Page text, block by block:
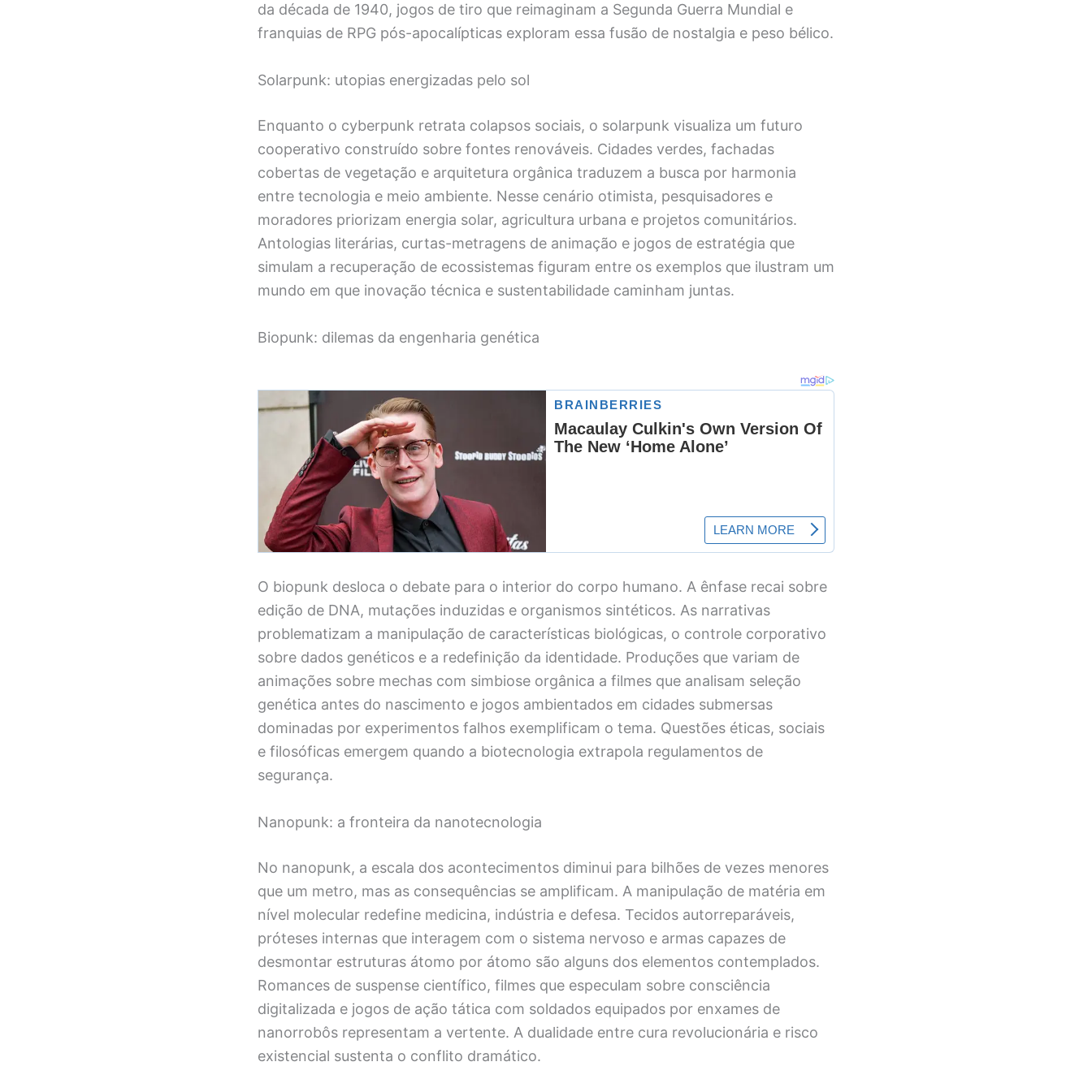
da década de 1940, jogos de tiro que reimaginam a Segunda Guerra Mundial e
franquias de RPG pós-apocalípticas exploram essa fusão de nostalgia e peso bélico.
Solarpunk: utopias energizadas pelo sol
Enquanto o cyberpunk retrata colapsos sociais, o solarpunk visualiza um futuro
cooperativo construído sobre fontes renováveis. Cidades verdes, fachadas
cobertas de vegetação e arquitetura orgânica traduzem a busca por harmonia
entre tecnologia e meio ambiente. Nesse cenário otimista, pesquisadores e
moradores priorizam energia solar, agricultura urbana e projetos comunitários.
Antologias literárias, curtas-metragens de animação e jogos de estratégia que
simulam a recuperação de ecossistemas figuram entre os exemplos que ilustram um
mundo em que inovação técnica e sustentabilidade caminham juntas.
Biopunk: dilemas da engenharia genética
O biopunk desloca o debate para o interior do corpo humano. A ênfase recai sobre
edição de DNA, mutações induzidas e organismos sintéticos. As narrativas
problematizam a manipulação de características biológicas, o controle corporativo
sobre dados genéticos e a redefinição da identidade. Produções que variam de
animações sobre mechas com simbiose orgânica a filmes que analisam seleção
genética antes do nascimento e jogos ambientados em cidades submersas
dominadas por experimentos falhos exemplificam o tema. Questões éticas, sociais
e filosóficas emergem quando a biotecnologia extrapola regulamentos de
segurança.
Nanopunk: a fronteira da nanotecnologia
No nanopunk, a escala dos acontecimentos diminui para bilhões de vezes menores
que um metro, mas as consequências se amplificam. A manipulação de matéria em
nível molecular redefine medicina, indústria e defesa. Tecidos autorreparáveis,
próteses internas que interagem com o sistema nervoso e armas capazes de
desmontar estruturas átomo por átomo são alguns dos elementos contemplados.
Romances de suspense científico, filmes que especulam sobre consciência
digitalizada e jogos de ação tática com soldados equipados por enxames de
nanorrobôs representam a vertente. A dualidade entre cura revolucionária e risco
existencial sustenta o conflito dramático.